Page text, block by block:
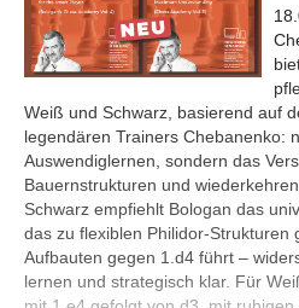
Weiß und Schwarz, basierend auf
legendären Trainers Chebanenko:
Auswendiglernen, sondern das
Bauernstrukturen und
Schwarz empfiehlt Bologan das
das zu flexiblen Philidor-Strukturen
Aufbauten gegen 1.d4 führt –
lernen und strategisch klar. Für